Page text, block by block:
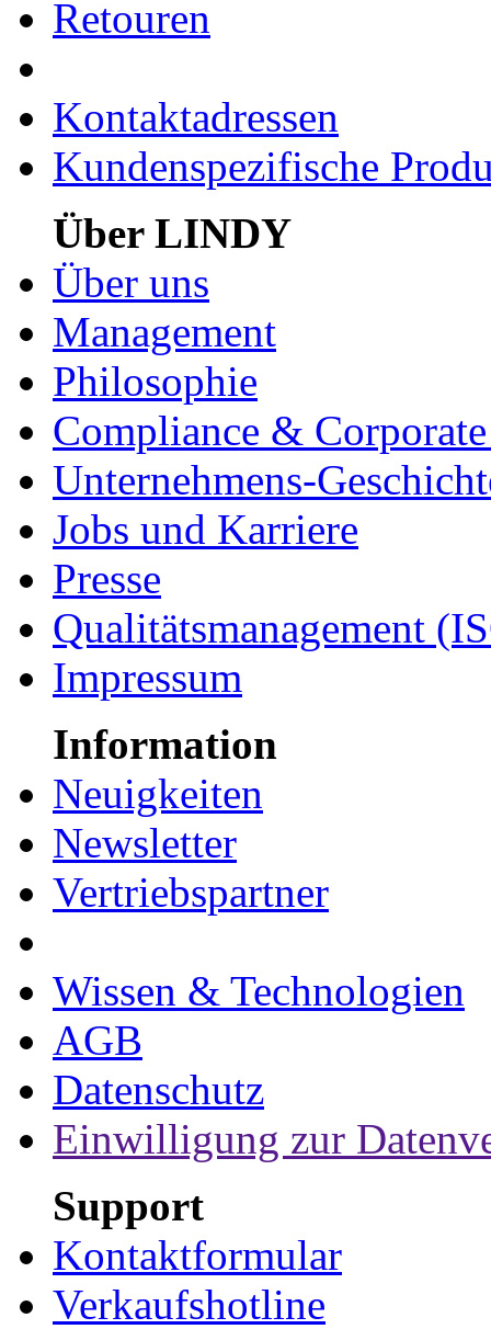
Retouren
Kontaktadressen
Kundenspezifische
Über LINDY
Über uns
Management
Philosophie
Compliance &
Unternehmens-
Jobs und Karriere
Presse
Qualitätsmanagement
Impressum
Information
Neuigkeiten
Newsletter
Vertriebspartner
Wissen & Technologien
AGB
Datenschutz
Einwilligung zur
Support
Kontaktformular
Verkaufshotline